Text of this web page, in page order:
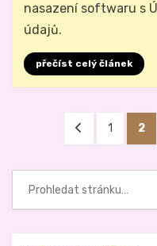
nasazení softwaru s
údajů.
přečíst celý článek
Stránkování
příspěvků
PŘEDCHOZÍ
STRÁNKA
STRÁNKA
1 2